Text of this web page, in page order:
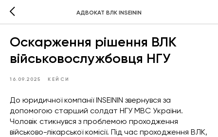
АДВОКАТ ВЛК INSEININ
Оскарження рішення ВЛК
військовослужбовця НГУ
16.09.2025 КЕЙСИ
До юридичної компанії INSEININ звернувся за
допомогою старший солдат НГУ МВС України.
Чоловік стикнувся з проблемою проходження
військово-лікарської комісії. Під час проходження ВЛК,